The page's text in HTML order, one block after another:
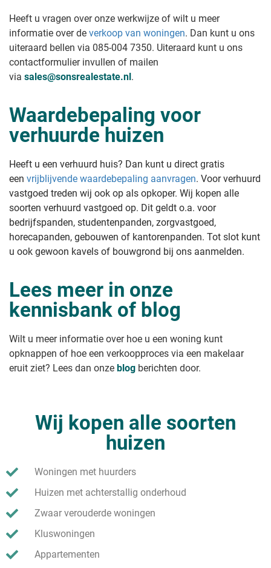
Heeft u vragen over onze werkwijze of wilt u meer
informatie over de verkoop van woningen. Dan kunt u ons
uiteraard bellen via 085-004 7350. Uiteraard kunt u ons
contactformulier invullen of mailen
via sales@sonsrealestate.nl.
Waardebepaling voor
verhuurde huizen
Heeft u een verhuurd huis? Dan kunt u direct gratis
een vrijblijvende waardebepaling aanvragen. Voor verhuurd
vastgoed treden wij ook op als opkoper. Wij kopen alle
soorten verhuurd vastgoed op. Dit geldt o.a. voor
bedrijfspanden, studentenpanden, zorgvastgoed,
horecapanden, gebouwen of kantorenpanden. Tot slot kunt
u ook gewoon kavels of bouwgrond bij ons aanmelden.
Lees meer in onze
kennisbank of blog
Wilt u meer informatie over hoe u een woning kunt
opknappen of hoe een verkoopproces via een makelaar
eruit ziet? Lees dan onze blog berichten door.
Wij kopen alle soorten
huizen
Woningen met huurders
Huizen met achterstallig onderhoud
Zwaar verouderde woningen
Kluswoningen
Appartementen